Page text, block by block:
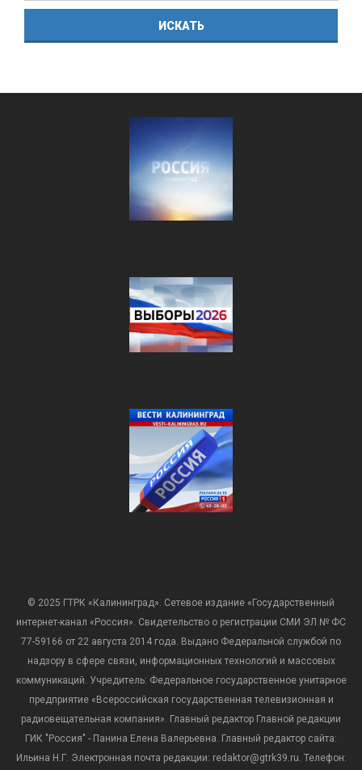
© 2025 ГТРК «Калининград». Сетевое издание «Государственный
интернет-канал «Россия». Свидетельство о регистрации СМИ ЭЛ № ФС
77-59166 от 22 августа 2014 года. Выдано Федеральной службой по
надзору в сфере связи, информационных технологий и массовых
коммуникаций. Учредитель: Федеральное государственное унитарное
предприятие «Всероссийская государственная телевизионная и
радиовещательная компания». Главный редактор Главной редакции
ГИК "Россия" - Панина Елена Валерьевна. Главный редактор сайта:
Ильина Н.Г. Электронная почта редакции: redaktor@gtrk39.ru. Телефон: